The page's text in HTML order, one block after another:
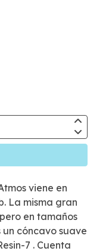
viene en
La misma gran
en tamaños
un cóncavo suave
7 . Cuenta